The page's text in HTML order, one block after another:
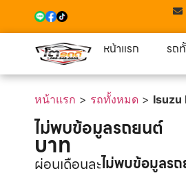
หน้าแรก รถ
หน้าแรก > รถทั้งหมด > Isuzu
ไม่พบข้อมูลรถยนต์
บาท
ผ่อนเดือนละไม่พบข้อมูลร